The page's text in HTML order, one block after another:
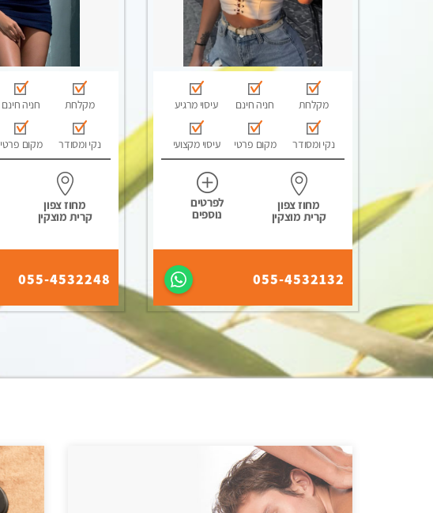
מקלחת חניה חינם עיסוי מרגיע
נקי ומסודר מקום פרטי עיסוי מקצועי
מחוז צפון
קרית מוצקין
לפרטים
נוספים
055-4532132
מקלחת חניה חינם
נקי ומסודר מקום פרטי
מחוז צפון
קרית מוצקין
055-4532248